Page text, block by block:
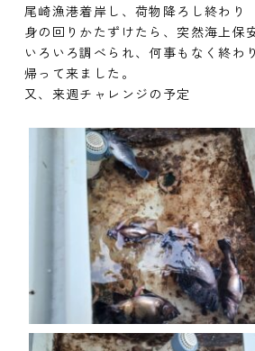
尾崎漁港着岸し、荷物降ろし終わり
身の回りかたずけたら、突然海上
いろいろ調べられ、何事もなく終わ
帰って来ました。
又、来週チャレンジの予定